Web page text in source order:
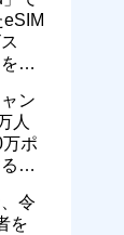
提
ン
人
ポ
キ
令
を